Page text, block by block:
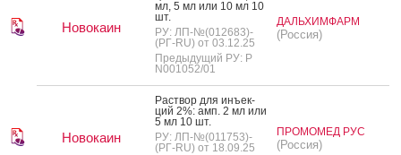
Новокаин
мл, 5 мл или 10 мл 10
шт.
РУ: ЛП-№(012683)-
(РГ-RU) от 03.12.25
Предыдущий РУ: Р
N001052/01
ДАЛЬХИМФАРМ
(Россия)
Новокаин
Рас­твор для инъ­ек­
ций 2%: амп. 2 мл или
5 мл 10 шт.
РУ: ЛП-№(011753)-
(РГ-RU) от 18.09.25
ПРОМОМЕД РУС
(Россия)